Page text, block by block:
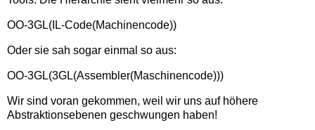
OO-3GL(IL-Code(Machinencode))
Oder sie sah sogar einmal so aus:
OO-3GL(3GL(Assembler(Maschinencode)))
Wir sind voran gekommen, weil wir uns auf höhere
Abstraktionsebenen geschwungen haben!